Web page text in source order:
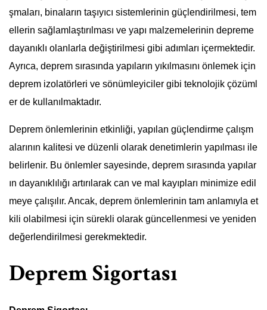
şmaları, binaların taşıyıcı sistemlerinin güçlendirilmesi, tem
ellerin sağlamlaştırılması ve yapı malzemelerinin depreme
dayanıklı olanlarla değiştirilmesi gibi adımları içermektedir.
Ayrıca, deprem sırasında yapıların yıkılmasını önlemek için
deprem izolatörleri ve sönümleyiciler gibi teknolojik çözüml
er de kullanılmaktadır.
Deprem önlemlerinin etkinliği, yapılan güçlendirme çalışm
alarının kalitesi ve düzenli olarak denetimlerin yapılması ile
belirlenir. Bu önlemler sayesinde, deprem sırasında yapılar
ın dayanıklılığı artırılarak can ve mal kayıpları minimize edil
meye çalışılır. Ancak, deprem önlemlerinin tam anlamıyla et
kili olabilmesi için sürekli olarak güncellenmesi ve yeniden
değerlendirilmesi gerekmektedir.
Deprem Sigortası